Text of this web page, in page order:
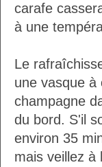
carafe
à une
Le
une vasque à
champagne
du bord. S'il
environ 35
mais veillez à